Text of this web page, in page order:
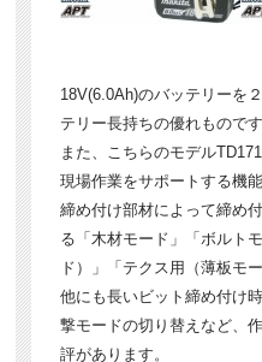
18V(6.0Ah)のバッテリーを
テリー長持ちの優れものです
また、こちらのモデル
現場作業をサポートする機
締め付け部材によって締め
る「木材モード」「ボルト
ド）」「テクス用（薄板モー
他にも長いビット締め付け
撃モードの切り替えなど、
評があります。